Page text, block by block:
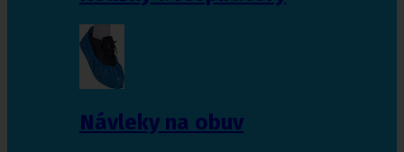
Návleky na obuv